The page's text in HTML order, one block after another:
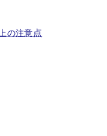
の注意 点